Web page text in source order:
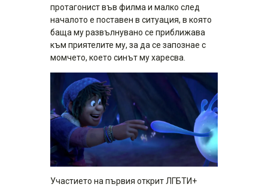
протагонист във филма и малко след
началото е поставен в ситуация, в която
баща му развълнувано се приближава
към приятелите му, за да се запознае с
момчето, което синът му харесва.
Участието на първия открит ЛГБТИ+